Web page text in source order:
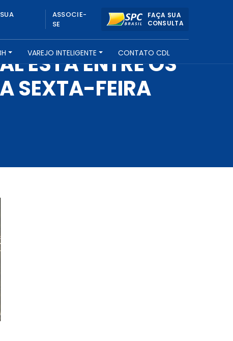
ASSOCIE-
SE
FAÇA SUA
CONSULTA
VAREJO INTELIGENTE CONTATO CDL
ESTÁ ENTRE OS
SEXTA-FEIRA